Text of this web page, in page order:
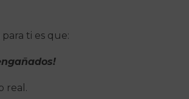
ti es que:
real.